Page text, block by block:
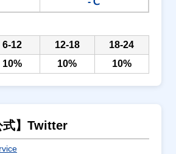
6-12 12-18
18-24
10% 10% 10%
式】Twitter